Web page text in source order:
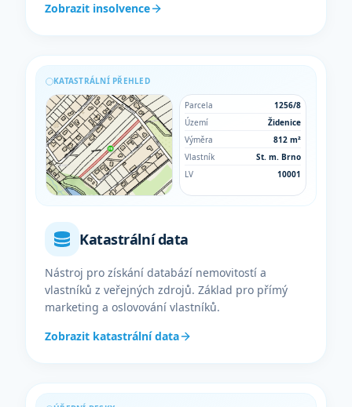
Zobrazit insolvence
KATASTRÁLNÍ PŘEHLED
Parcela
1256/8
Území
Židenice
Výměra
812 m²
Vlastník
St. m. Brno
LV
10001
Katastrální data
Nástroj pro získání databází nemovitostí a
vlastníků z veřejných zdrojů. Základ pro přímý
marketing a oslovování vlastníků.
Zobrazit katastrální data